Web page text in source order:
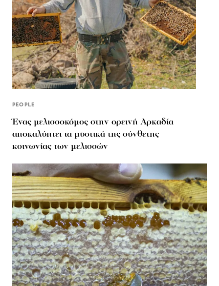
PEOPLE
Ένας μελισσοκόμος στην oρεινή Αρκαδία
αποκαλύπτει τα μυστικά της σύνθετης
κοινωνίας των μελισσών